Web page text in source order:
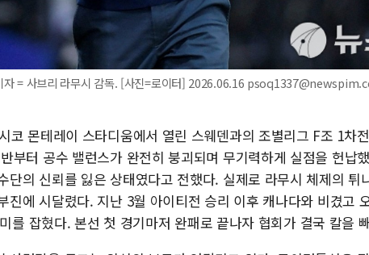
자 = 사브리 라무시 감독. [사진=로이터] 2026.06.16
코 몬테레이 스타디움에서 열린 스웨덴과의 조별리그 F조 1차
부터 공수 밸런스가 완전히 붕괴되며 무기력하게 실점을 헌납
단의 신뢰를 잃은 상태였다고 전했다. 실제로 라무시 체제의 튀
진에 시달렸다. 지난 3월 아이티전 승리 이후 캐나다와 비겼고
를 잡혔다. 본선 첫 경기마저 완패로 끝나자 협회가 결국 칼을